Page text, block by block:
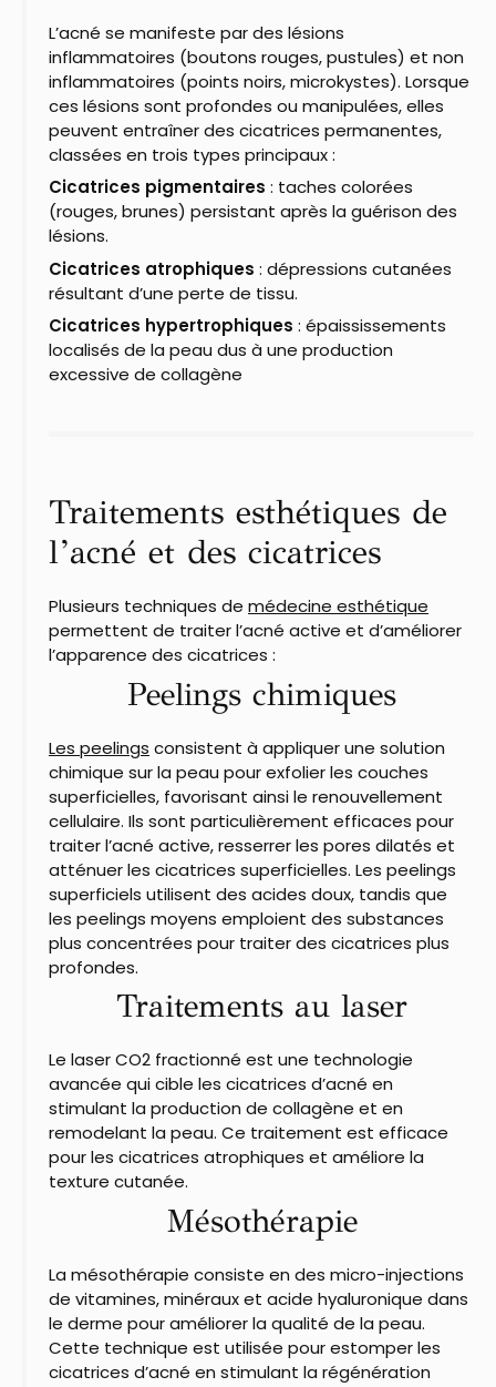
L’acné se manifeste par des lésions
inflammatoires (boutons rouges, pustules) et non
inflammatoires (points noirs, microkystes). Lorsque
ces lésions sont profondes ou manipulées, elles
peuvent entraîner des cicatrices permanentes,
classées en trois types principaux :​
Cicatrices pigmentaires : taches colorées
(rouges, brunes) persistant après la guérison des
lésions.​
Cicatrices atrophiques : dépressions cutanées
résultant d’une perte de tissu.
Cicatrices hypertrophiques : épaississements
localisés de la peau dus à une production
excessive de collagène
Traitements esthétiques de
l’acné et des cicatrices
Plusieurs techniques de médecine esthétique
permettent de traiter l’acné active et d’améliorer
l’apparence des cicatrices :​
Peelings chimiques
Les peelings consistent à appliquer une solution
chimique sur la peau pour exfolier les couches
superficielles, favorisant ainsi le renouvellement
cellulaire. Ils sont particulièrement efficaces pour
traiter l’acné active, resserrer les pores dilatés et
atténuer les cicatrices superficielles. Les peelings
superficiels utilisent des acides doux, tandis que
les peelings moyens emploient des substances
plus concentrées pour traiter des cicatrices plus
profondes.
Traitements au laser
Le laser CO2 fractionné est une technologie
avancée qui cible les cicatrices d’acné en
stimulant la production de collagène et en
remodelant la peau. Ce traitement est efficace
pour les cicatrices atrophiques et améliore la
texture cutanée.
Mésothérapie
La mésothérapie consiste en des micro-injections
de vitamines, minéraux et acide hyaluronique dans
le derme pour améliorer la qualité de la peau.
Cette technique est utilisée pour estomper les
cicatrices d’acné en stimulant la régénération